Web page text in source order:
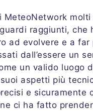
MeteoNetwork
raggiunti, che
ad evolvere e a
dall’essere un
un valido luogo
aspetti più
e sicuramente
ci ha fatto